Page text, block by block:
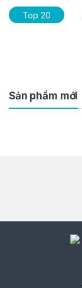
Top 20
Sản phẩm mới